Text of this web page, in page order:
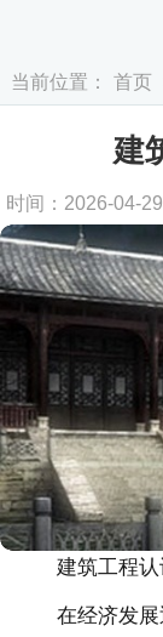
当前位置： 首页
建
时间：2026-04-
建筑工程
在经济发